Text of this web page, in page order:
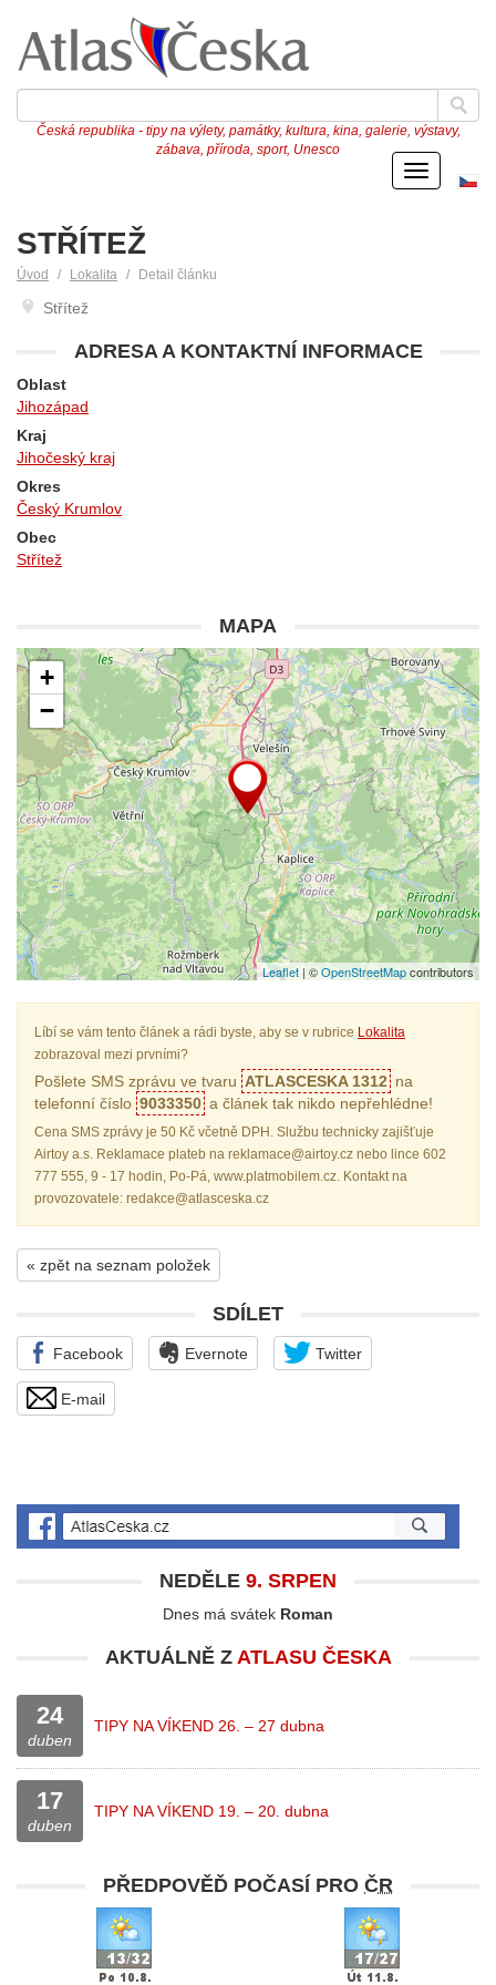
Česká republika - tipy na výlety, památky, kultura, kina, galerie, výstavy,
zábava, příroda, sport, Unesco
Menu
STŘÍTEŽ
Úvod Lokalita Detail článku
Střítež
ADRESA A KONTAKTNÍ INFORMACE
Oblast
Jihozápad
Kraj
Jihočeský kraj
Okres
Český Krumlov
Obec
Střítež
MAPA
+
−
Leaflet | ©OpenStreetMapcontributors
Líbí se vám tento článek a rádi byste, aby se v rubrice Lokalita
zobrazoval mezi prvními?
Pošlete SMS zprávu ve tvaru ATLASCESKA 1312 na
telefonní číslo 9033350 a článek tak nikdo nepřehlédne!
Cena SMS zprávy je 50 Kč včetně DPH. Službu technicky zajišťuje
Airtoy a.s. Reklamace plateb na reklamace@airtoy.cz nebo lince 602
777 555, 9 - 17 hodin, Po-Pá, www.platmobilem.cz. Kontakt na
provozovatele: redakce@atlasceska.cz
« zpět na seznam položek
SDÍLET
Facebook Evernote Twitter
E-mail
NEDĚLE 9. SRPEN
Dnes má svátek Roman
AKTUÁLNĚ Z ATLASU ČESKA
24
duben
TIPY NA VÍKEND 26. – 27 dubna
17
duben
TIPY NA VÍKEND 19. – 20. dubna
PŘEDPOVĚĎ POČASÍ PRO ČR